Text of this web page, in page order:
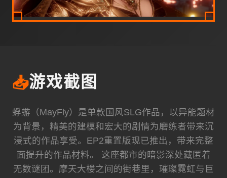
📥游戏截图
蜉蝣（MayFly）是单款国风SLG作品，以异能题材
为背景，精美的建模和宏大的剧情为磨练者带来沉
浸式的作品享受。EP2重置版现已推出，带来完整
面提升的作品材料。 这座都市的暗影深处藏匿着
无数谜团。摩天大楼之间的街巷里，璀璨霓虹与巨